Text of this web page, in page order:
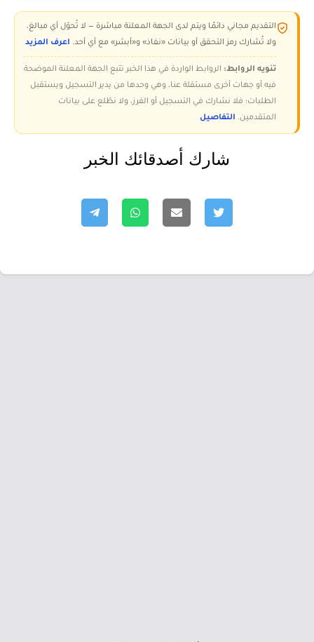
التقديم مجاني دائمًا ويتم لدى الجهة المعلنة مباشرة — لا تُحوّل أي مبالغ،
ولا تُشارك رمز التحقق أو بيانات «نفاذ» و«أبشر» مع أي أحد. اعرف المزيد
تنويه الروابط: الروابط الواردة في هذا الخبر تتبع الجهة المعلنة الموضحة
فيه أو جهات أخرى مستقلة عنا، وهي وحدها من يدير التسجيل ويستقبل
الطلبات؛ فلا نشارك في التسجيل أو الفرز، ولا نطّلع على بيانات
المتقدمين. التفاصيل
شارك أصدقائك الخبر